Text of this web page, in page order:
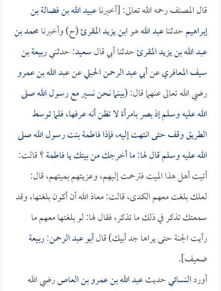
قال المصنف رحمه الله تعالى: [أخبرناعبيد الله بن فضالة بن
إبراهيمحدثناعبد اللههوابن يزيد المقرئ(ح) وأخبرنامحمد بن
عبد الله بن يزيد المقرئحدثنا أبي قالسعيد: حدثنيربيعة بن
سيف المعافريعنأبي عبد الرحمن الحبليعنعبد الله بن عمرو
رضي الله تعالى عنهما قال: (بينما نحن نسير مع رسول الله صلى
الله عليه وسلم إذ بصر بامرأة لا تظن أنه عرفها، فلما توسط
الطريق وقف حتى انتهت إليه، فإذافاطمة بنت رسول الله صلى
الله عليه وسلمقال لها: ما أخرجك من بيتك يافاطمة؟ قالت:
أتيت أهل هذا الميت فترحمت إليهم، وعزيتهم بميتهم، قال:
لعلك بلغت معهم الكدى، قالت: معاذ الله أن أكون بلغتها، وقد
سمعتك تذكر في ذلك ما تذكر، فقال لها: لو بلغتها معهم ما
رأيت الجنة حتى يراها جد أبيك) قالأبو عبد الرحمن:ربيعة
ضعيف].
أوردالنسائيحديثعبد الله بن عمرو بن العاصرضي الله